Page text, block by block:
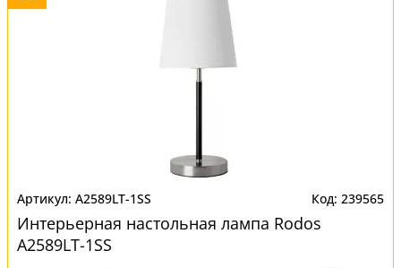
A2589LT-1SS 239565
Интерьерная настольная лампа Rodos
A2589LT-1SS